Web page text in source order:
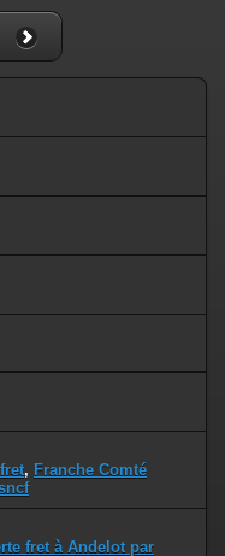
, Franche Comté
fret à Andelot par